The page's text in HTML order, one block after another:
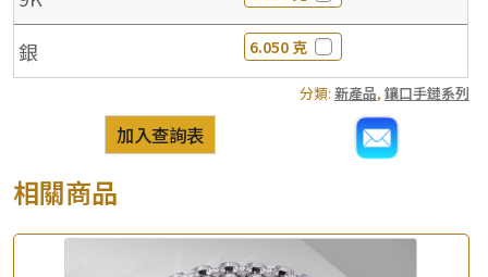
銀 6.050 克
分類: 新產品, 鑲口手鏈系列
加入查詢表
相關商品